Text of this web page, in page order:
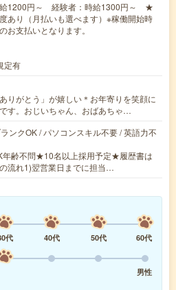
給1200円～ 経験者：時給1300円～ ★
あり（月払いも選べます）※稼働開始時
お支払いとなります。
定有
りがとう」が嬉しい＊お年寄りを笑顔に
す。おじいちゃん、おばあちゃ…
ンクOK / パソコンスキル不要 / 英語力不
年齢不問★10名以上採用予定★履歴書は
流れ1)翌営業日までに担当…
代 40代 50代
60代
男性